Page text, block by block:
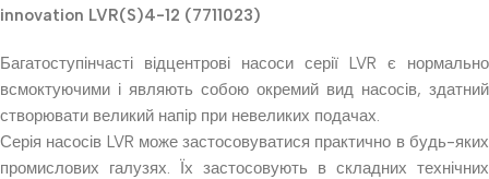
innovation LVR(S)4-12 (7711023)
Багатоступінчасті відцентрові насоси серії LVR є нормально
всмоктуючими і являють собою окремий вид насосів, здатний
створювати великий напір при невеликих подачах.
Серія насосів LVR може застосовуватися практично в будь-яких
промислових галузях. Їх застосовують в складних технічних